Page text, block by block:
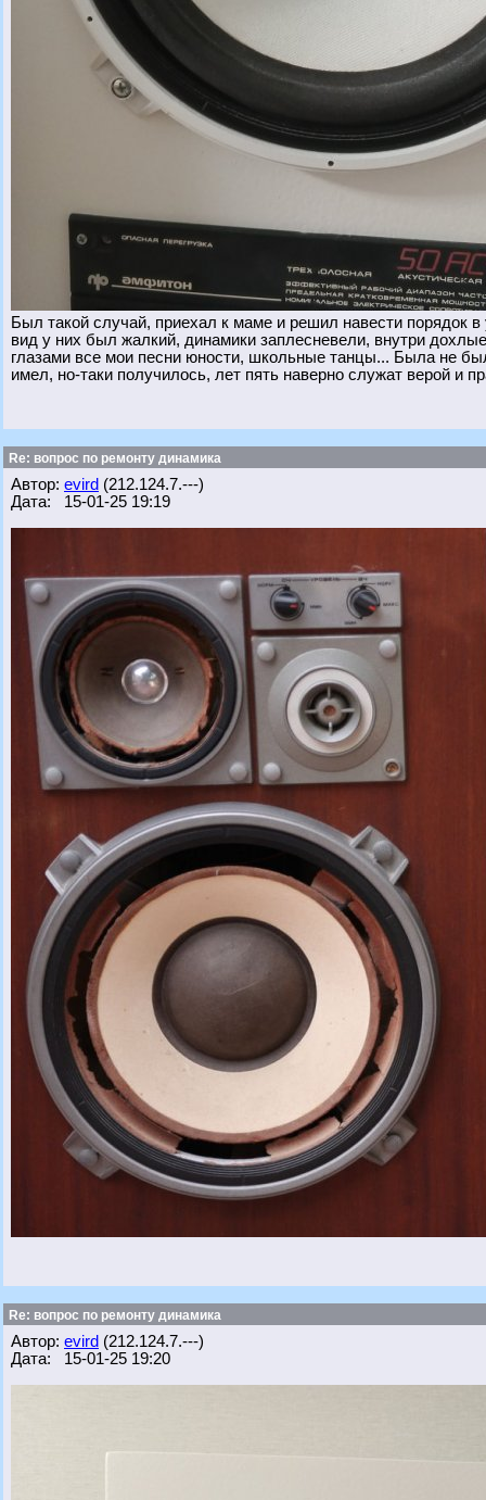
Был такой случай, приехал к маме и решил навести порядок
вид у них был жалкий, динамики заплесневели, внутри
глазами все мои песни юности, школьные танцы... Была не
имел, но-таки получилось, лет пять наверно служат верой и
Re: вопрос по ремонту динамика
Автор: evird (212.124.7.---)
Дата: 15-01-25 19:19
Re: вопрос по ремонту динамика
Автор: evird (212.124.7.---)
Дата: 15-01-25 19:20